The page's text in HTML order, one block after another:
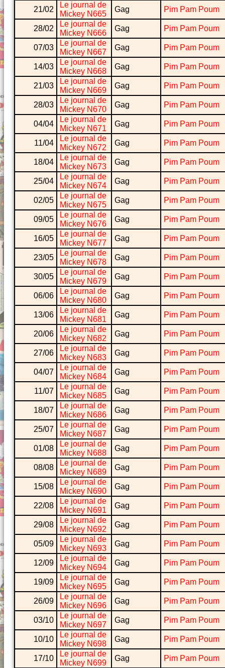
21/02
Le journal de
Mickey N665
Gag Pim Pam Poum
28/02
Le journal de
Mickey N666
Gag Pim Pam Poum
07/03
Le journal de
Mickey N667
Gag Pim Pam Poum
14/03
Le journal de
Mickey N668
Gag Pim Pam Poum
21/03
Le journal de
Mickey N669
Gag Pim Pam Poum
28/03
Le journal de
Mickey N670
Gag Pim Pam Poum
04/04
Le journal de
Mickey N671
Gag Pim Pam Poum
11/04
Le journal de
Mickey N672
Gag Pim Pam Poum
18/04
Le journal de
Mickey N673
Gag Pim Pam Poum
25/04
Le journal de
Mickey N674
Gag Pim Pam Poum
02/05
Le journal de
Mickey N675
Gag Pim Pam Poum
09/05
Le journal de
Mickey N676
Gag Pim Pam Poum
16/05
Le journal de
Mickey N677
Gag Pim Pam Poum
23/05
Le journal de
Mickey N678
Gag Pim Pam Poum
30/05
Le journal de
Mickey N679
Gag Pim Pam Poum
06/06
Le journal de
Mickey N680
Gag Pim Pam Poum
13/06
Le journal de
Mickey N681
Gag Pim Pam Poum
20/06
Le journal de
Mickey N682
Gag Pim Pam Poum
27/06
Le journal de
Mickey N683
Gag Pim Pam Poum
04/07
Le journal de
Mickey N684
Gag Pim Pam Poum
11/07
Le journal de
Mickey N685
Gag Pim Pam Poum
18/07
Le journal de
Mickey N686
Gag Pim Pam Poum
25/07
Le journal de
Mickey N687
Gag Pim Pam Poum
01/08
Le journal de
Mickey N688
Gag Pim Pam Poum
08/08
Le journal de
Mickey N689
Gag Pim Pam Poum
15/08
Le journal de
Mickey N690
Gag Pim Pam Poum
22/08
Le journal de
Mickey N691
Gag Pim Pam Poum
29/08
Le journal de
Mickey N692
Gag Pim Pam Poum
05/09
Le journal de
Mickey N693
Gag Pim Pam Poum
12/09
Le journal de
Mickey N694
Gag Pim Pam Poum
19/09
Le journal de
Mickey N695
Gag Pim Pam Poum
26/09
Le journal de
Mickey N696
Gag Pim Pam Poum
03/10
Le journal de
Mickey N697
Gag Pim Pam Poum
10/10
Le journal de
Mickey N698
Gag Pim Pam Poum
17/10
Le journal de
Mickey N699
Gag Pim Pam Poum